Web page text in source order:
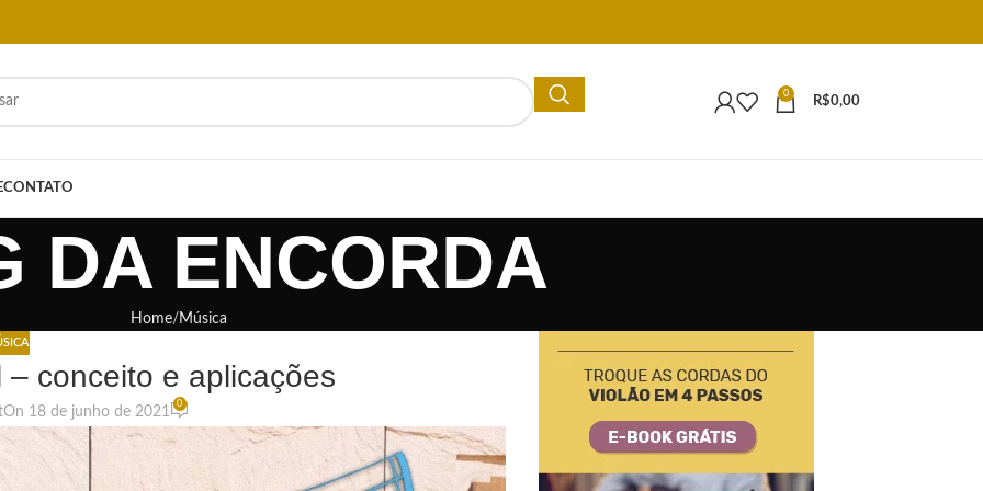
0
R$0,00
CONTATO
DA ENCORDA
Home Música
conceito e aplicações
On 18 de junho de 2021
0